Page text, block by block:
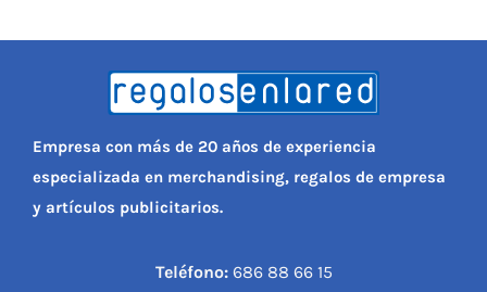
Empresa con más de 20 años de experiencia
especializada en merchandising, regalos de empresa
y artículos publicitarios.
Teléfono:686 88 66 15